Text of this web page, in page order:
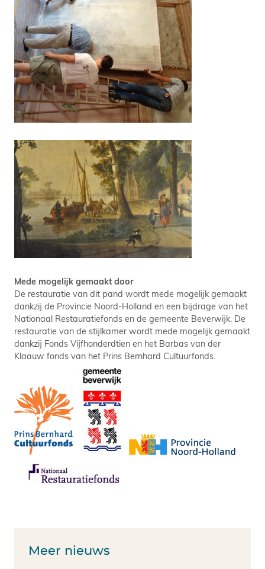
Mede mogelijk gemaakt door
De restauratie van dit pand wordt mede mogelijk gemaakt
dankzij de Provincie Noord-Holland en een bijdrage van het
Nationaal Restauratiefonds en de gemeente Beverwijk. De
restauratie van de stijlkamer wordt mede mogelijk gemaakt
dankzij Fonds Vijfhonderdtien en het Barbas van der
Klaauw fonds van het Prins Bernhard Cultuurfonds.
Meer nieuws